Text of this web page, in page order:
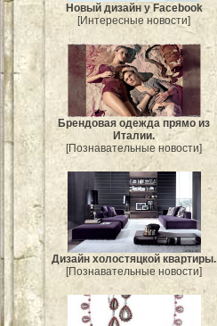
Новый дизайн у Facebook
[Интересные новости]
Брендовая одежда прямо из
Италии.
[Познавательные новости]
Дизайн холостяцкой квартиры.
[Познавательные новости]